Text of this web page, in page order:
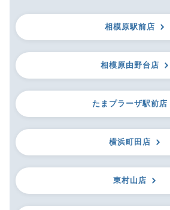
相模原駅前店
相模原由野台店
たまプラーザ駅前店
横浜町田店
東村山店